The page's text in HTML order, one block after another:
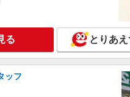
人気機種に詳しくなれる携帯販売
時給1500円〜1700円（経験・
残業代支給 ★交通費全額支給（規定
+゜・。○。・゜+゜・。○。・゜+゜
愛知県一宮市の家電量販店
る とりあ
ッフ